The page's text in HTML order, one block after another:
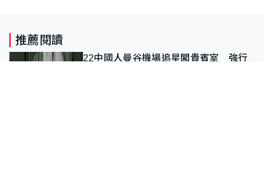
推薦閱讀
22中國人曼谷機場追星闖貴賓室 強行